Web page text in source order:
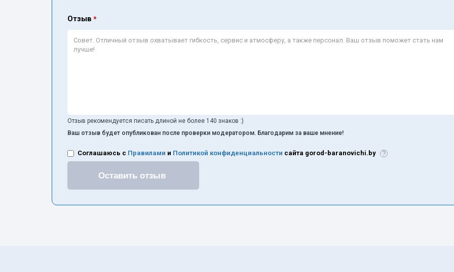
Отзыв *
Отзыв рекомендуется писать длиной не более 140 знаков :)
Ваш отзыв будет опубликован после проверки модератором. Благодарим за ваше мнение!
Соглашаюсь с Правилами и Политикой конфиденциальности сайта gorod-baranovichi.by